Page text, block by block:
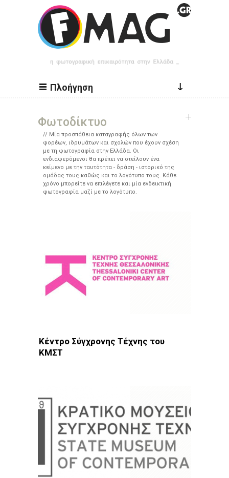
Παράκαμψη προς το κυρίως περιεχόμενο
Πλοήγηση ↓
Φωτοδίκτυο
Μία προσπάθεια καταγραφής όλων των
φορέων, ιδρυμάτων και σχολών που έχουν σχέση
με τη φωτογραφία στην Ελλάδα. Οι
ενδιαφερόμενοι θα πρέπει να στείλουν ένα
κείμενο με την ταυτότητα - δράση - ιστορικό της
ομάδας τους καθώς και το λογότυπο τους. Κάθε
χρόνο μπορείτε να επιλέγετε και μία ενδεικτική
φωτογραφία μαζί με το λογότυπο.
Κέντρο Σύγχρονης Τέχνης του
ΚΜΣΤ